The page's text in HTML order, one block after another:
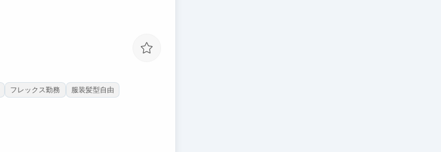
フレックス勤務
服装髪型自由